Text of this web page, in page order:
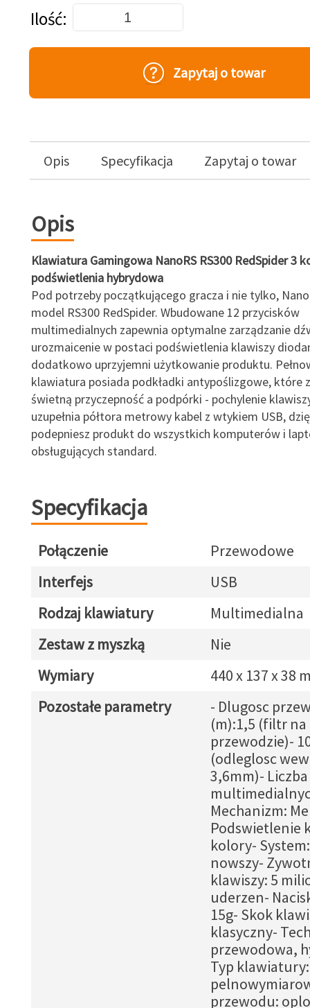
Dodaj do koszyka
Ilość
Zapytaj o towar
Opis Specyfikacja Zapytaj o towar
Opis
Klawiatura Gamingowa NanoRS RS300 RedSpider 3
podświetlenia hybrydowa
Pod potrzeby początkującego gracza i nie tylko,
model RS300 RedSpider. Wbudowane 12 przycisków
multimedialnych zapewnia optymalne zarządzanie
urozmaicenie w postaci podświetlenia klawiszy
dodatkowo uprzyjemni użytkowanie produktu.
klawiatura posiada podkładki antypoślizgowe, które
świetną przyczepność a podpórki - pochylenie
uzupełnia półtora metrowy kabel z wtykiem USB,
podepniesz produkt do wszystkich komputerów i
obsługujących standard.
Specyfikacja
Połączenie
Przewodowe
Interfejs
USB
Rodzaj klawiatury
Multimedialna
Zestaw z myszką
Nie
Wymiary
440 x 137 x 38
Pozostałe parametry
- Dlugosc
(m):1,5 (filtr na
przewodzie)-
(odleglosc
3,6mm)-
Mechanizm:
Podswietlenie
kolory-
nowszy-
klawiszy: 5
uderzen-
15g- Skok
klasyczny-
przewodowa,
Typ klawiatury:
przewodu: